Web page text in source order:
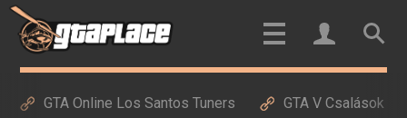
GTA Online Los Santos Tuners GTA V Csalások